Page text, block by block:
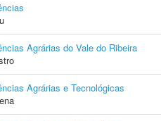
Agrárias do Vale do Ribeira
Agrárias e Tecnológicas